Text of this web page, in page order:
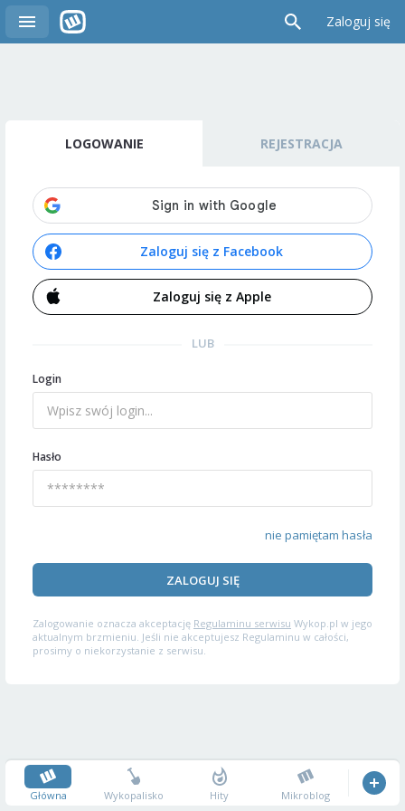
Zaloguj się
LOGOWANIE REJESTRACJA
Zaloguj się z Facebook
Zaloguj się z Apple
LUB
Login
Hasło
nie pamiętam hasła
ZALOGUJ SIĘ
Zalogowanie oznacza akceptację Regulaminu serwisu Wykop.pl w jego
aktualnym brzmieniu. Jeśli nie akceptujesz Regulaminu w całości,
prosimy o niekorzystanie z serwisu.
Główna Wykopalisko Hity Mikroblog